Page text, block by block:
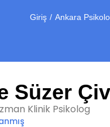
Giriş Ankara
Süzer
Klinik Psikolog